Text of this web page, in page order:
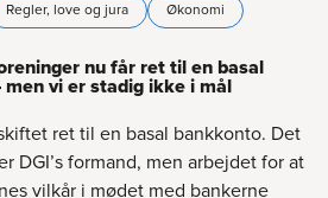
Regler, love og jura Økonomi
nu får ret til en basal
vi er stadig ikke i mål
ret til en basal bankkonto. Det
DGI’s formand, men arbejdet for at
vilkår i mødet med bankerne